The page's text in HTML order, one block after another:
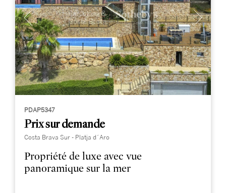
PDAP5347
Prix sur demande
Costa Brava Sur - Platja d´Aro
Propriété de luxe avec vue
panoramique sur la mer